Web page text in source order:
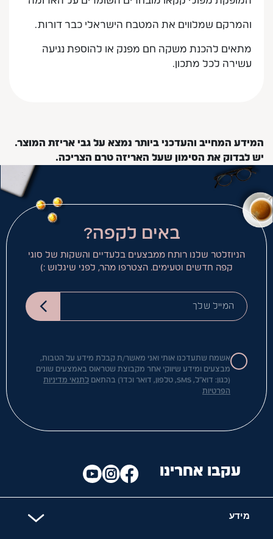
והמרקם שמלווים את המטבח הישראלי כבר דורות.
מתאים להכנת משקה חם מפנק או להוספת נגיעה
עשירה לכל מתכון.
המידע המחייב והעדכני ביותר נמצא על גבי אריזת המוצר.
יש לבדוק את הסימון שעל האריזה טרם הצריכה.
באים לקפה?
הניוזלטר שלנו רותח ממבצעים בלעדיים והשקות של סוגי
קפה חדשים וטעימים. הצטרפו מהר, לפני שיגלוש :)
המייל שלך
אשמח שתעדכנו אותי ואני מאשר/ת קבלת מידע על הטבות,
מבצעים ומידע שיווקי אחר מקבוצת שטראוס באמצעים שונים
(כגון: דוא"ל, SMS, טלפון, דואר וכדו') בהתאם
לתנאי מדיניות
הפרטיות
מידע
עקבו אחרינו